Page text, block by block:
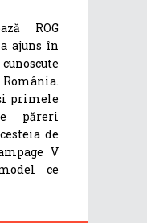
ROG
ajuns în
primele
păreri
de
V
ce